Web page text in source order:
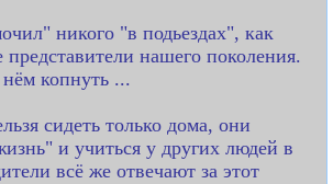
никого "в подьездах", как
представители нашего поколения.
копнуть ...
сидеть только дома, они
и учиться у других людей в
всё же отвечают за этот